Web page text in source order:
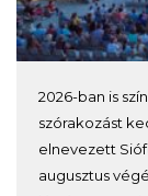
2026-ban is
szórakozást
elnevezett
augusztus